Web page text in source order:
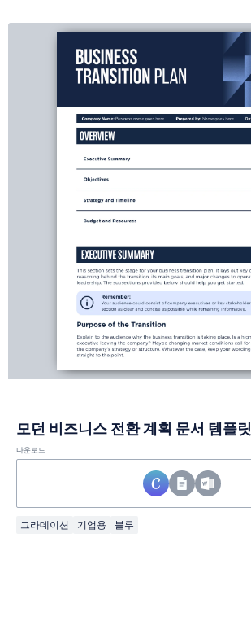
모던 비즈니스 전환 계획 문서 템플릿
다운로드
그라데이션 기업용 블루